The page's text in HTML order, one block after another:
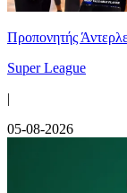
Προπονητής
Super League
|
05-08-2026